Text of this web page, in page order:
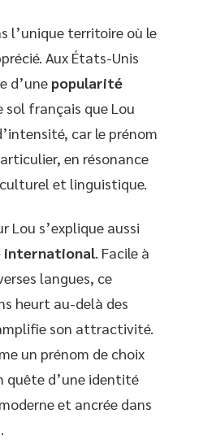
l’unique territoire où le
Aux États-Unis
d’une popularité
sol français que Lou
car le prénom
en résonance
et linguistique.
Lou s’explique aussi
international . Facile à
langues, ce
heurt au-delà des
son attractivité.
un prénom de choix
quête d’une identité
et ancrée dans